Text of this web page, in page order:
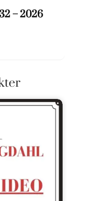
– 2026